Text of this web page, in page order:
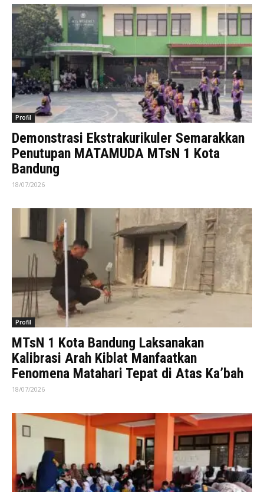
Profil
Demonstrasi Ekstrakurikuler Semarakkan
Penutupan MATAMUDA MTsN 1 Kota
Bandung
18/07/2026
Profil
MTsN 1 Kota Bandung Laksanakan
Kalibrasi Arah Kiblat Manfaatkan
Fenomena Matahari Tepat di Atas Ka’bah
18/07/2026